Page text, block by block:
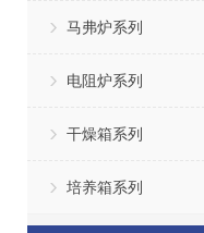
马弗炉系列
电阻炉系列
干燥箱系列
培养箱系列